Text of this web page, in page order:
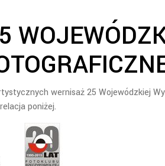
wernisaż 25 Wojewódzkiej
poniżej.